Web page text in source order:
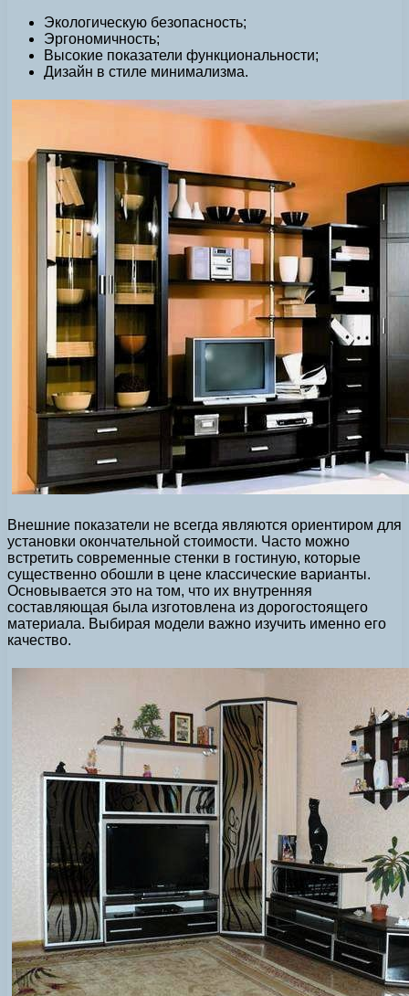
Экологическую безопасность;
Эргономичность;
Высокие показатели функциональности;
Дизайн в стиле минимализма.
Внешние показатели не всегда являются ориентиром для
установки окончательной стоимости. Часто можно
встретить современные стенки в гостиную, которые
существенно обошли в цене классические варианты.
Основывается это на том, что их внутренняя
составляющая была изготовлена из дорогостоящего
материала. Выбирая модели важно изучить именно его
качество.